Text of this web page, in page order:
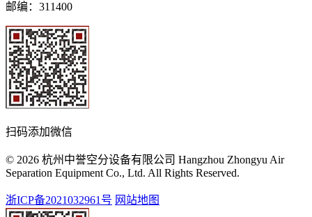
邮编：311400
扫码添加微信
© 2026 杭州中誉空分设备有限公司 Hangzhou Zhongyu Air
Separation Equipment Co., Ltd. All Rights Reserved.
浙ICP备2021032961号 网站地图